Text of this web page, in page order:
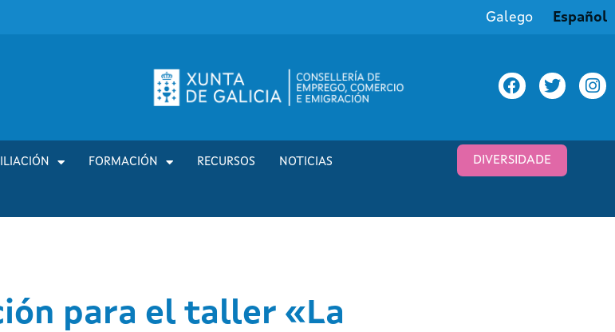
Galego Español
FORMACIÓN RECURSOS NOTICIAS DIVERSIDADE
para el taller «La